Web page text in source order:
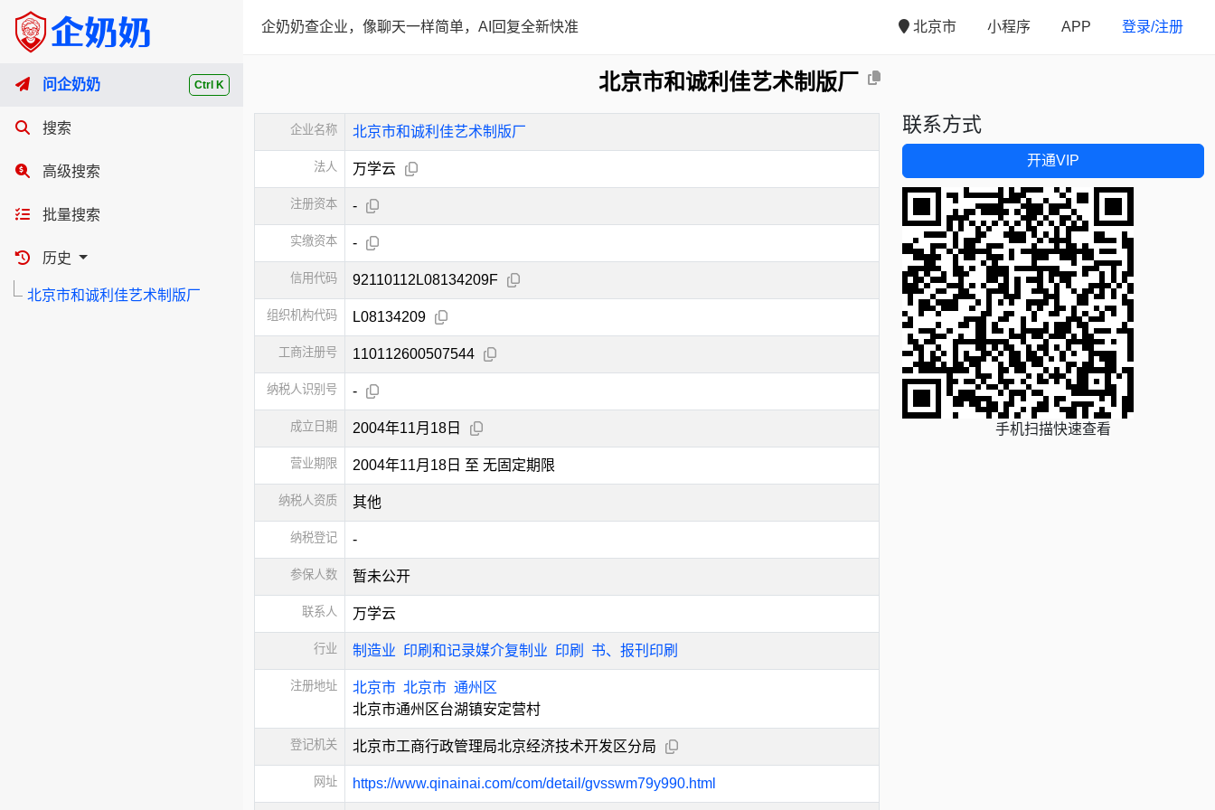
Ctrl K
问企奶奶
搜索
高级搜索
批量搜索
历史
北京市和诚利佳艺术制版厂
企奶奶查企业，像聊天一样简单，AI回复全新快准 北京市 小程序 APP 登录/注册
北京市和诚利佳艺术制版厂
企业名称 北京市和诚利佳艺术制版厂
法人 万学云
注册资本 -
实缴资本 -
信用代码 92110112L08134209F
组织机构代码 L08134209
工商注册号 110112600507544
纳税人识别号 -
成立日期 2004年11月18日
营业期限 2004年11月18日 至 无固定期限
纳税人资质 其他
纳税登记 -
参保人数 暂未公开
联系人 万学云
行业 制造业 印刷和记录媒介复制业 印刷 书、报刊印刷
注册地址 北京市 北京市 通州区
北京市通州区台湖镇安定营村
登记机关 北京市工商行政管理局北京经济技术开发区分局
网址 https://www.qinainai.com/com/detail/gvsswm79y990.html
联系方式
开通VIP
手机扫描快速查看